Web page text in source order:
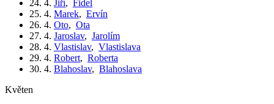
24. 4. Jiří, Fidel
25. 4. Marek, Ervín
26. 4. Oto, Ota
27. 4. Jaroslav, Jarolím
28. 4. Vlastislav, Vlastislava
29. 4. Robert, Roberta
30. 4. Blahoslav, Blahoslava
květen